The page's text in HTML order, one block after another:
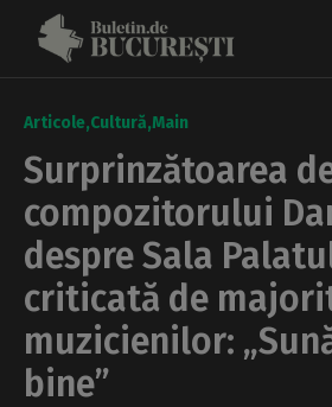
Articole Cultură Main
Surprinzătoarea
compozitorului
despre Sala
criticată de
muzicienilor:
bine”